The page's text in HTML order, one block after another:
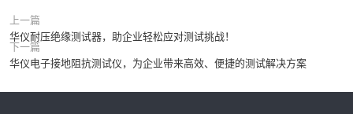
上一篇
华仪耐压绝缘测试器，助企业轻松应对测试挑战！
下一篇
华仪电子接地阻抗测试仪，为企业带来高效、便捷的测试解决方案